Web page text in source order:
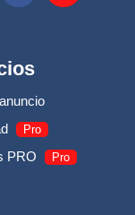
Pro
PRO Pro